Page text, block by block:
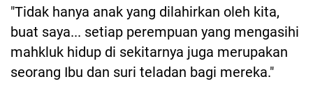
"Tidak hanya anak yang dilahirkan oleh kita,
buat saya... setiap perempuan yang mengasihi
mahkluk hidup di sekitarnya juga merupakan
seorang Ibu dan suri teladan bagi mereka."